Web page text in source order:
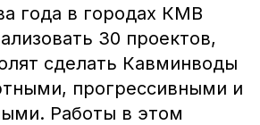
года в городах КМВ
30 проектов,
сделать Кавминводы
прогрессивными и
Работы в этом